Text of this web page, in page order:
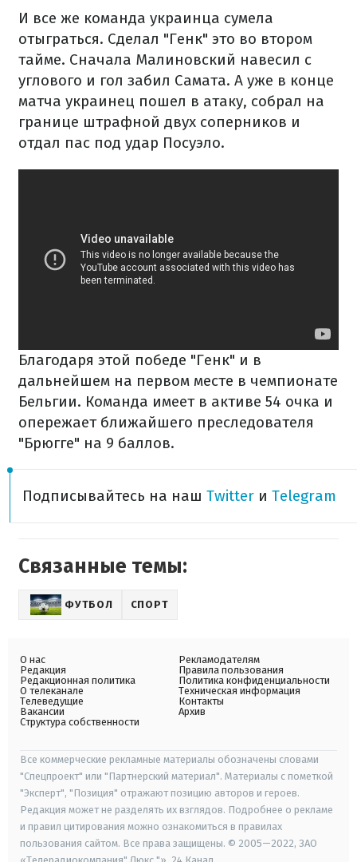
И все же команда украинца сумела
отыграться. Сделал "Генк" это во втором
тайме. Сначала Малиновский навесил с
углового и гол забил Самата. А уже в конце
матча украинец пошел в атаку, собрал на
границе штрафной двух соперников и
отдал пас под удар Посуэло.
Благодаря этой победе "Генк" и в
дальнейшем на первом месте в чемпионате
Бельгии. Команда имеет в активе 54 очка и
опережает ближайшего преследователя
"Брюгге" на 9 баллов.
Подписывайтесь на наш Twitter и Telegram
Связанные темы:
ФУТБОЛ СПОРТ
О нас
Редакция
Редакционная политика
О телеканале
Телеведущие
Вакансии
Структура собственности
Рекламодателям
Правила пользования
Политика конфиденциальности
Техническая информация
Контакты
Архив
Все коммерческие рекламные материалы обозначены словами
"Спецпроект" или "Партнерский материал". Материалы с пометкой
"Эксперт", "Позиция" отражают позицию авторов и героев.
Редакция может не разделять их взглядов. Подробнее о рекламе
и правил цитирования можно ознакомиться в правилах
пользования сайтом. Все права защищены. © 2005—2022, ЗАО